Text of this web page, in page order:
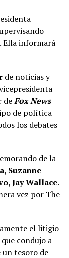
Ella informará
de noticias y
deFox News
de política
los debates
de la
Suzanne
Jay Wallace.
vez por The
el litigio
que condujo a
un tesoro de